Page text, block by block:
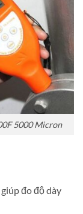
5000 Micron​
đo độ dày